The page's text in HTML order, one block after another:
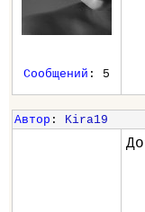
Сообщений : 5
Автор : Kira19